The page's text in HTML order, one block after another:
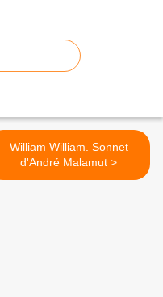
William William. Sonnet
d'André Malamut >